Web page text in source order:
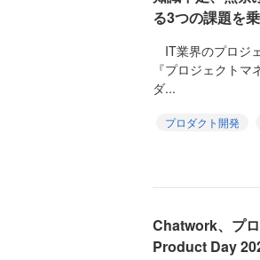
る3つの課題を
IT業界のプロジ
『プロジェクト
ダ...
プロダクト開発
Chatwork、プ
Product Day